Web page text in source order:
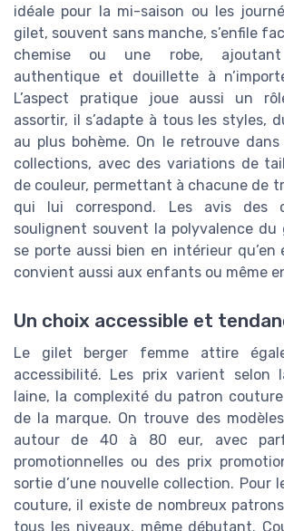
idéale pour la mi-saison ou les
gilet, souvent sans manche, s’enfile
chemise ou une robe,
authentique et douillette à
L’aspect pratique joue aussi un
assortir, il s’adapte à tous les styles,
au plus bohème. On le retrouve dans
collections, avec des variations de
de couleur, permettant à chacune de
qui lui correspond. Les avis des
soulignent souvent la polyvalence du
se porte aussi bien en intérieur
convient aussi aux enfants ou même
Un choix accessible et
Le gilet berger femme attire
accessibilité. Les prix varient selon
laine, la complexité du patron
de la marque. On trouve des
autour de 40 à 80 eur, avec
promotionnelles ou des prix
sortie d’une nouvelle collection. Pour
couture, il existe de nombreux
tous les niveaux, même débutant.